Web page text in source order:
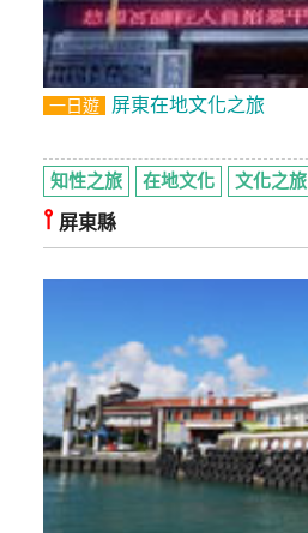
一日遊 屏東在地文化之旅
知性之旅 在地文化 文化之旅
⫯ 屏東縣